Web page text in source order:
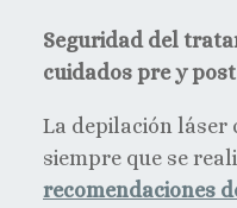
Seguridad del
cuidados pre y post
La depilación láser
siempre que se
recomendaciones